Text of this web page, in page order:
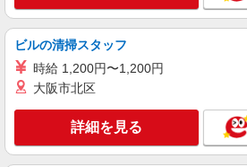
(試用期間2ヶ月) 残業が発生した場合、残業代を1
分単位で別途支給しま
介護老人保健施設
キープ
コンパスグループ・ジャパン株式会社
ビルの清掃スタッフ
時給 1,200円〜1,200円
大阪市北区
詳細を見る